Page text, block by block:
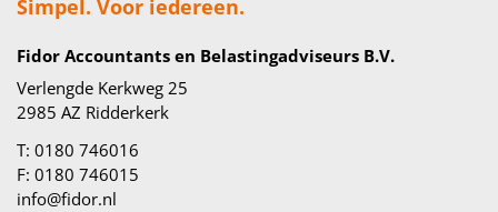
Simpel. Voor iedereen.
Fidor Accountants en Belastingadviseurs B.V.
Verlengde Kerkweg 25
2985 AZ Ridderkerk
T: 0180 746016
F: 0180 746015
info@fidor.nl